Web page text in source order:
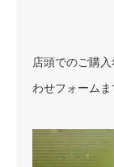
店頭でのご購
わせフォームま